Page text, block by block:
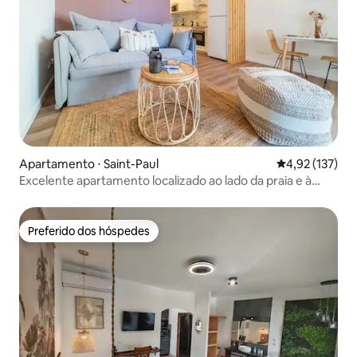
Apartamento ⋅ Saint-Paul 4,92 de uma
4,92 (137)
Excelente apartamento localizado ao lado da praia e à
Preferido dos hóspedes
Preferido dos hóspedes